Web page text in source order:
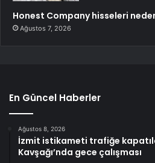
Honest Company hisseleri
Ağustos 7, 2026
En Güncel Haberler
Ağustos 8, 2026
İzmit istikameti trafiğe
Kavşağı’nda gece çalışması